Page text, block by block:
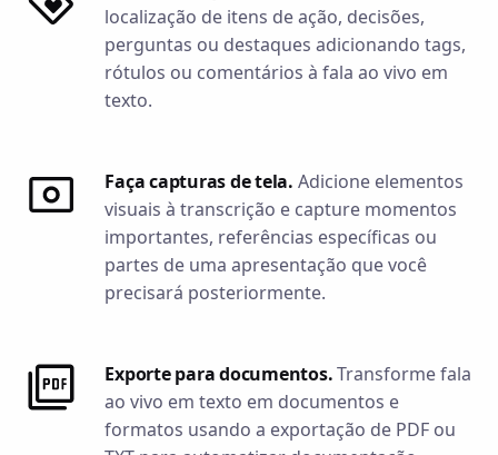
localização de itens de ação, decisões,
perguntas ou destaques adicionando tags,
rótulos ou comentários à fala ao vivo em
texto.
Faça capturas de tela. Adicione elementos
visuais à transcrição e capture momentos
importantes, referências específicas ou
partes de uma apresentação que você
precisará posteriormente.
Exporte para documentos.Transforme fala
ao vivo em texto em documentos e
formatos usando a exportação de PDF ou